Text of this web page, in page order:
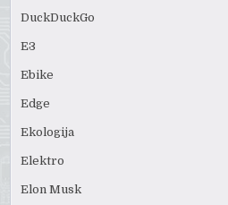
DuckDuckGo
E3
Ebike
Edge
Ekologija
Elektro
Elon Musk